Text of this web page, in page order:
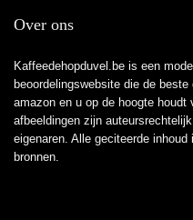
Over ons
Kaffeedehopduvel.be is een
beoordelingswebsite die de
amazon en u op de hoogte
afbeeldingen zijn
eigenaren. Alle geciteerde
bronnen.